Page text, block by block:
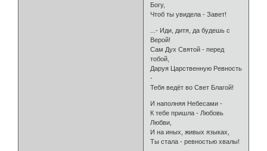
Богу,
Чтоб ты увидела - Завет!
...- Иди, дитя, да будешь с
Верой!
Сам Дух Святой - перед
тобой,
Даруя Царственную Ревность
-
Тебя ведёт во Свет Благой!
И наполняя Небесами -
К тебе пришла - Любовь
Любви,
И на иных, живых языках,
Ты стала - ревностью хвалы!